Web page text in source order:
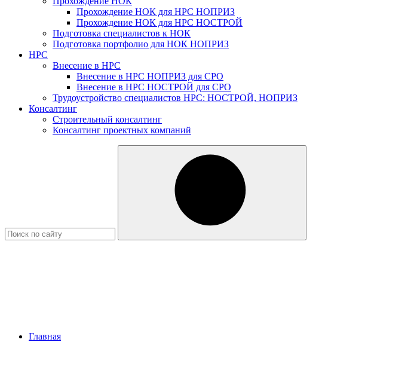
Прохождение НОК для НРС НОПРИЗ
Прохождение НОК для НРС НОСТРОЙ
Подготовка специалистов к НОК
Подготовка портфолио для НОК НОПРИЗ
НРС
Внесение в НРС
Внесение в НРС НОПРИЗ для СРО
Внесение в НРС НОСТРОЙ для СРО
Трудоустройство специалистов НРС: НОСТРОЙ, НОПРИЗ
Консалтинг
Строительный консалтинг
Консалтинг проектных компаний
Главная